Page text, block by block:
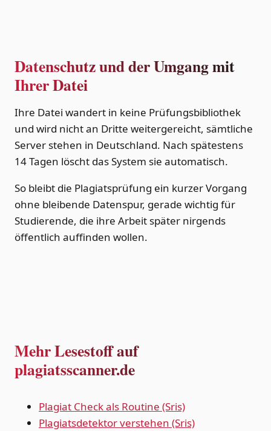
Datenschutz und der Umgang mit
Ihrer Datei
Ihre Datei wandert in keine Prüfungsbibliothek
und wird nicht an Dritte weitergereicht, sämtliche
Server stehen in Deutschland. Nach spätestens
14 Tagen löscht das System sie automatisch.
So bleibt die Plagiatsprüfung ein kurzer Vorgang
ohne bleibende Datenspur, gerade wichtig für
Studierende, die ihre Arbeit später nirgends
öffentlich auffinden wollen.
Mehr Lesestoff auf
plagiatsscanner.de
Plagiat Check als Routine (Sris)
Plagiatsdetektor verstehen (Sris)